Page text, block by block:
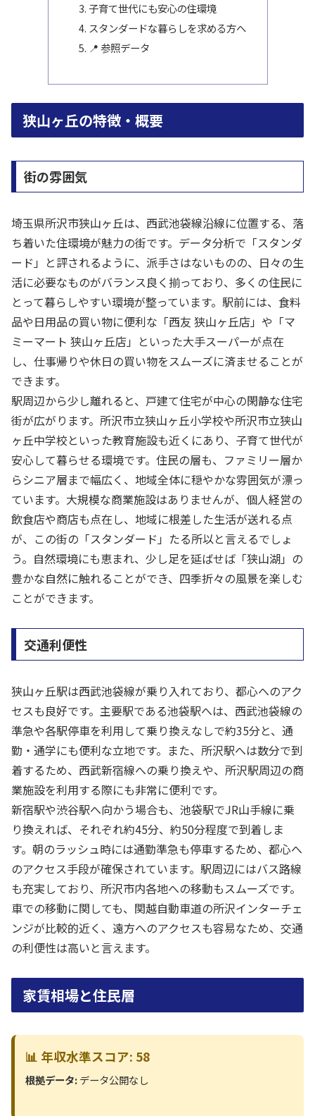
子育て世代にも安心の住環境
スタンダードな暮らしを求める方へ
📍 参照データ
狭山ヶ丘の特徴・概要
街の雰囲気
埼玉県所沢市狭山ヶ丘は、西武池袋線沿線に位置する、落
ち着いた住環境が魅力の街です。データ分析で「スタンダ
ード」と評されるように、派手さはないものの、日々の生
活に必要なものがバランス良く揃っており、多くの住民に
とって暮らしやすい環境が整っています。駅前には、食料
品や日用品の買い物に便利な「西友 狭山ヶ丘店」や「マ
ミーマート 狭山ヶ丘店」といった大手スーパーが点在
し、仕事帰りや休日の買い物をスムーズに済ませることが
できます。
駅周辺から少し離れると、戸建て住宅が中心の閑静な住宅
街が広がります。所沢市立狭山ヶ丘小学校や所沢市立狭山
ヶ丘中学校といった教育施設も近くにあり、子育て世代が
安心して暮らせる環境です。住民の層も、ファミリー層か
らシニア層まで幅広く、地域全体に穏やかな雰囲気が漂っ
ています。大規模な商業施設はありませんが、個人経営の
飲食店や商店も点在し、地域に根差した生活が送れる点
が、この街の「スタンダード」たる所以と言えるでしょ
う。自然環境にも恵まれ、少し足を延ばせば「狭山湖」の
豊かな自然に触れることができ、四季折々の風景を楽しむ
ことができます。
交通利便性
狭山ヶ丘駅は西武池袋線が乗り入れており、都心へのアク
セスも良好です。主要駅である池袋駅へは、西武池袋線の
準急や各駅停車を利用して乗り換えなしで約35分と、通
勤・通学にも便利な立地です。また、所沢駅へは数分で到
着するため、西武新宿線への乗り換えや、所沢駅周辺の商
業施設を利用する際にも非常に便利です。
新宿駅や渋谷駅へ向かう場合も、池袋駅でJR山手線に乗
り換えれば、それぞれ約45分、約50分程度で到着しま
す。朝のラッシュ時には通勤準急も停車するため、都心へ
のアクセス手段が確保されています。駅周辺にはバス路線
も充実しており、所沢市内各地への移動もスムーズです。
車での移動に関しても、関越自動車道の所沢インターチェ
ンジが比較的近く、遠方へのアクセスも容易なため、交通
の利便性は高いと言えます。
家賃相場と住民層
📊 年収水準スコア: 58
根拠データ:データ公開なし